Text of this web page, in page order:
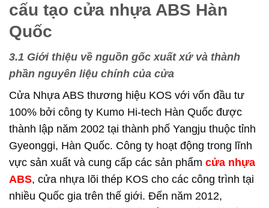
cấu tạo cửa nhựa ABS Hàn
Quốc
3.1 Giới thiệu về nguồn gốc xuất xứ và thành
phần nguyên liệu chính của cửa
Cửa Nhựa ABS thương hiệu KOS với vốn đầu tư
100% bởi công ty Kumo Hi-tech Hàn Quốc được
thành lập năm 2002 tại thành phố Yangju thuộc tỉnh
Gyeonggi, Hàn Quốc. Công ty hoạt động trong lĩnh
vực sản xuất và cung cấp các sản phẩm cửa nhựa
ABS, cửa nhựa lõi thép KOS cho các công trình tại
nhiều Quốc gia trên thế giới. Đến năm 2012,